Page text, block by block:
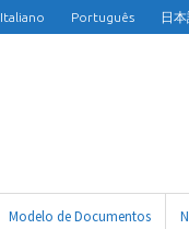
Italiano Português 日
Modelo de Documentos